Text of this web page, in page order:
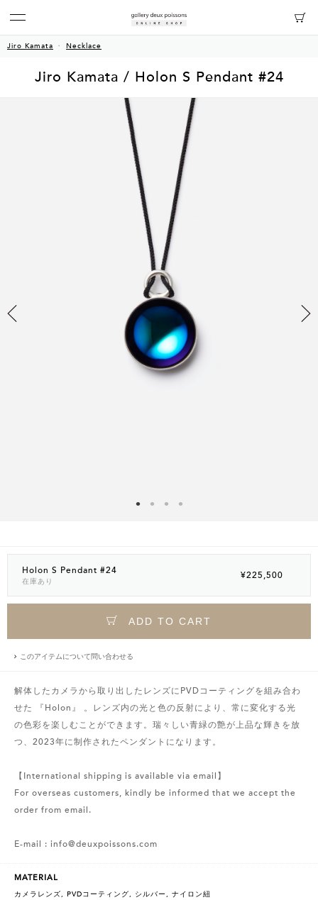
Jiro Kamata Necklace
Jiro Kamata / Holon S Pendant #24
Holon S Pendant #24
在庫あり
¥225,500
ADD TO CART
このアイテムについて問い合わせる
解体したカメラから取り出したレンズにPVDコーティングを組み合わ
せた 『Holon』 。レンズ内の光と色の反射により、常に変化する光
の色彩を楽しむことができます。瑞々しい青緑の艶が上品な輝きを放
つ、2023年に制作されたペンダントになります。
【International shipping is available via email】
For overseas customers, kindly be informed that we accept the
order from email.
E-mail : info@deuxpoissons.com
MATERIAL
カメラレンズ, PVDコーティング, シルバー, ナイロン紐